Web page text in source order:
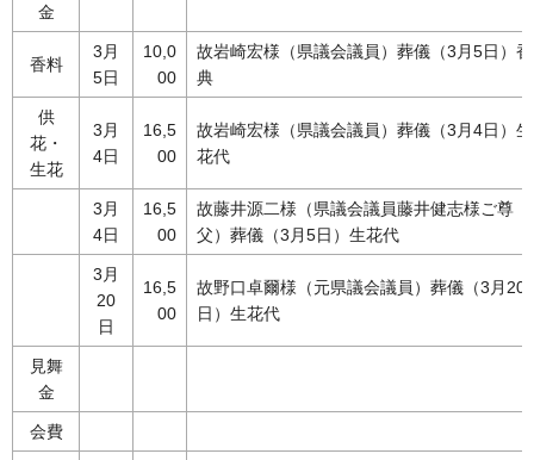
金
香料
3月
5日
10,0
00
故岩崎宏様（県議会議員）葬儀（3月5日）香
典
供
花・
生花
3月
4日
16,5
00
故岩崎宏様（県議会議員）葬儀（3月4日）生
花代
3月
4日
16,5
00
故藤井源二様（県議会議員藤井健志様ご尊
父）葬儀（3月5日）生花代
3月
20
日
16,5
00
故野口卓爾様（元県議会議員）葬儀（3月20
日）生花代
見舞
金
会費